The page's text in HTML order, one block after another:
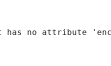
has no attribute